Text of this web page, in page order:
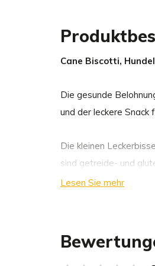
Cane Biscotti,
Die gesunde
und der leckere Snack
Die kleinen
sind getreide- und
Deutschland nach
Lesen Sie mehr